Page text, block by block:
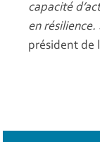
capacité
en résilience.
président de